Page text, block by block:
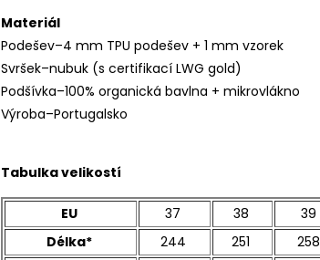
Materiál
Podešev–4 mm TPU podešev + 1 mm vzorek
Svršek–nubuk (s certifikací LWG gold)
Podšívka–100% organická bavlna + mikrovlákno
Výroba–Portugalsko
Tabulka velikostí
EU 37 38 39
Délka*
244 251 258